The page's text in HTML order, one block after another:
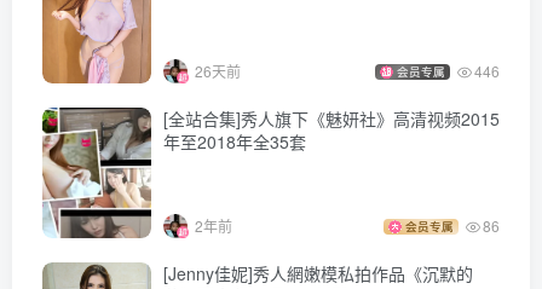
[波萝社] 2015.04.14 Vol.011 柳侑绮Sevenbaby
[波萝社] 2015.04.06 Vol.010 张优ayoyo
[波萝社] 2015.04.01 Vol.008 柳侑绮Sevenbaby
[波萝社] 2015.03.31 Vol.007 张优ayoyo
[波萝社] 2015.03.26 Vol.006 Suki朱忆音
[波萝社] 2015.03.23 Vol.005 柳侑绮Sevenbaby
[波萝社] 2015.03.19 Vol.004 张优ayoyo
26天前 会员专属 446
[全站合集]秀人旗下《魅妍社》高清视频2015
年至2018年全35套
2年前 会员专属 86
[Jenny佳妮]秀人網嫩模私拍作品《沉默的